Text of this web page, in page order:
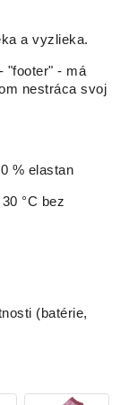
a vyzlieka.
"footer" - má
nestráca svoj
% elastan
°C bez
(batérie,